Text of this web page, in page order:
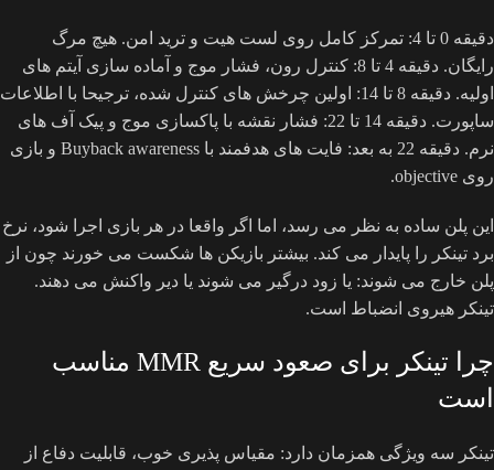
دقیقه 0 تا 4: تمرکز کامل روی لست هیت و ترید امن. هیچ مرگ
رایگان. دقیقه 4 تا 8: کنترل رون، فشار موج و آماده سازی آیتم های
اولیه. دقیقه 8 تا 14: اولین چرخش های کنترل شده، ترجیحا با اطلاعات
ساپورت. دقیقه 14 تا 22: فشار نقشه با پاکسازی موج و پیک آف های
نرم. دقیقه 22 به بعد: فایت های هدفمند با Buyback awareness و بازی
روی objective.
این پلن ساده به نظر می رسد، اما اگر واقعا در هر بازی اجرا شود، نرخ
برد تینکر را پایدار می کند. بیشتر بازیکن ها شکست می خورند چون از
پلن خارج می شوند: یا زود درگیر می شوند یا دیر واکنش می دهند.
تینکر هیروی انضباط است.
چرا تینکر برای صعود سریع MMR مناسب
است
تینکر سه ویژگی همزمان دارد: مقیاس پذیری خوب، قابلیت دفاع از